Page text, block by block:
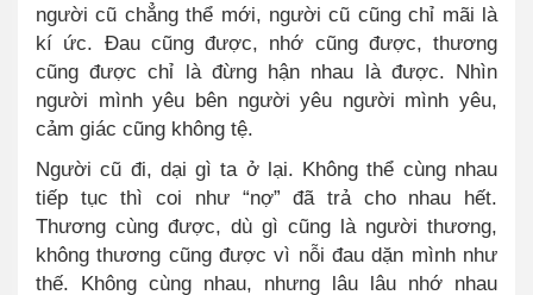
người cũ chẳng thể mới, người cũ cũng chỉ mãi là
kí ức. Đau cũng được, nhớ cũng được, thương
cũng được chỉ là đừng hận nhau là được. Nhìn
người mình yêu bên người yêu người mình yêu,
cảm giác cũng không tệ.
Người cũ đi, dại gì ta ở lại. Không thể cùng nhau
tiếp tục thì coi như “nợ” đã trả cho nhau hết.
Thương cùng được, dù gì cũng là người thương,
không thương cũng được vì nỗi đau dặn mình như
thế. Không cùng nhau, nhưng lâu lâu nhớ nhau